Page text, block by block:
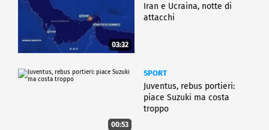
03:32
Iran e Ucraina, notte di
attacchi
00:53
SPORT
Juventus, rebus portieri:
piace Suzuki ma costa
troppo